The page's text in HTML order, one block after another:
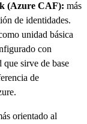
(Azure CAF): más
de identidades.
unidad básica
con
que sirve de base
de
orientado al